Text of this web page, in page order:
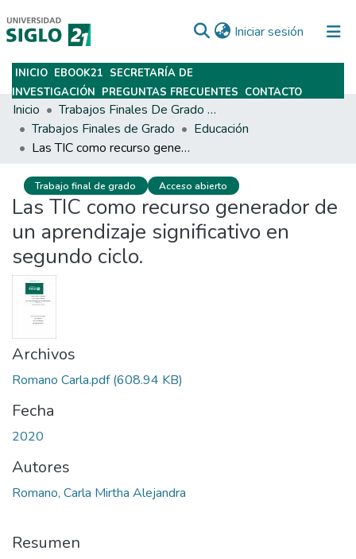
Iniciar sesión (current)
Subir
INICIO EBOOK21 SECRETARÍA DE
INVESTIGACIÓN PREGUNTAS FRECUENTES CONTACTO
Inicio
Trabajos Finales De Grado Y Posgrado
Trabajos Finales de Grado
Educación
Las TIC como recurso generador de un aprendizaje significativo en segundo ciclo.
Trabajo final de grado Acceso abierto
Las TIC como recurso generador de
un aprendizaje significativo en
segundo ciclo.
Archivos
Romano Carla.pdf(608.94 KB)
Fecha
2020
Autores
Romano, Carla Mirtha Alejandra
Resumen